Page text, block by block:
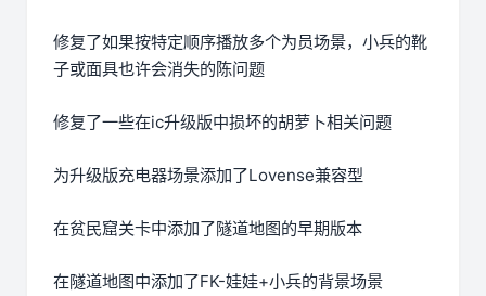
修复了如果按特定顺序播放多个为员场景，小兵的靴
子或面具也许会消失的陈问题
修复了一些在ic升级版中损坏的胡萝卜相关问题
为升级版充电器场景添加了Lovense兼容型
在贫民窟关卡中添加了隧道地图的早期版本
在隧道地图中添加了FK-娃娃+小兵的背景场景